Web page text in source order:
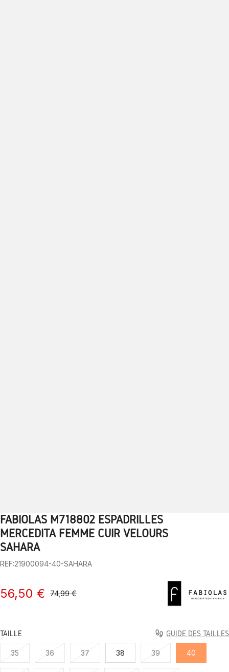
1 2 3 4 5 6 7 8
FABIOLAS M718802 ESPADRILLES
MERCEDITA FEMME CUIR VELOURS
SAHARA
REF:21900094-40-SAHARA
56,50 € 74,99 €
TAILLE GUIDE DES TAILLES
35 36 37 38 39 40